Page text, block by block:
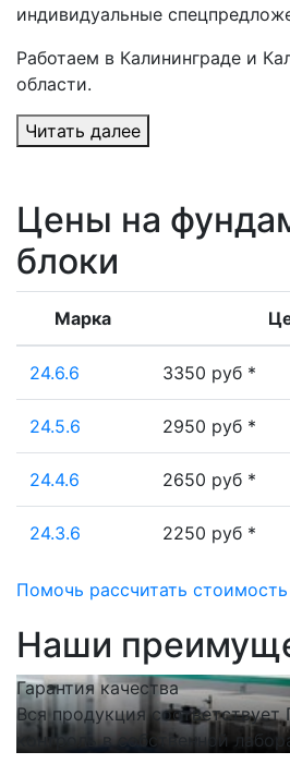
индивидуальные
Работаем в Калининграде и
области.
Читать далее
Цены на
блоки
Марка
24.6.6 3350 руб *
24.5.6 2950 руб *
24.4.6 2650 руб *
24.3.6 2250 руб *
Помочь рассчитать стоимость
Наши
Гарантия качества
Вся продукция
контроль в собственной